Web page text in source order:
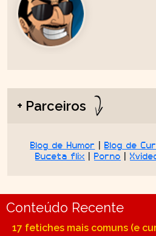
+ Parceiros
Blog de Humor | Blog de
Buceta flix | Porno |
Conteúdo Recente
17 fetiches mais comuns (e